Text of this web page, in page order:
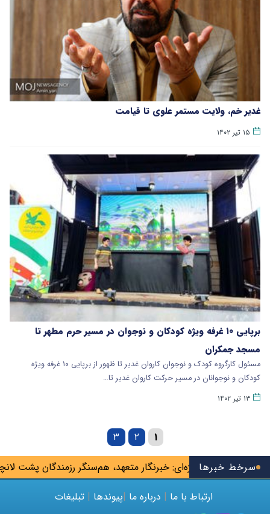
سرخط خبرها
محسنی اژه‌ای: خبرنگار متعهد، هم‌سنگر رزمندگان پشت لانچر
غدیر خم، ولایت مستمر علوی تا قیامت
۱۵ تیر ۱۴۰۲
برپایی ۱۰ غرفه ویژه کودکان و نوجوان در مسیر حرم مطهر تا
مسجد جمکران
مسئول کارگروه کودک و نوجوان کاروان غدیر تا ظهور از برپایی ۱۰ غرفه ویژه
کودکان و نوجوانان در مسیر حرکت کاروان غدیر تا…
۱۳ تیر ۱۴۰۲
۱ ۲ ۳
ارتباط با ما | درباره ما |پیوندها | تبلیغات